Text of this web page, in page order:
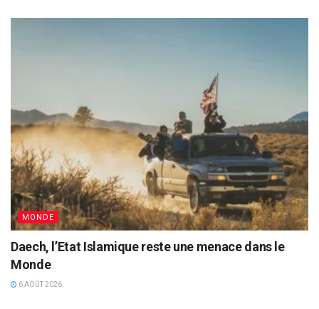
MONDE
Daech, l’Etat Islamique reste une menace dans le
Monde
6 AOÛT 2026